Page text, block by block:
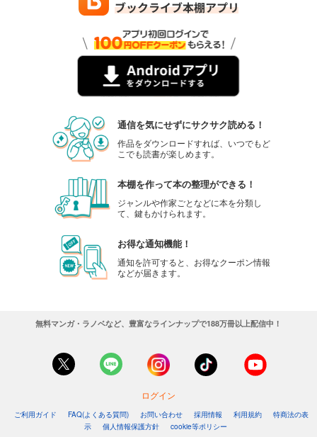
通信を気にせずにサクサク読める！
作品をダウンロードすれば、いつでもど
こでも読書が楽しめます。
本棚を作って本の整理ができる！
ジャンルや作家ごとなどに本を分類し
て、鍵もかけられます。
お得な通知機能！
通知を許可すると、お得なクーポン情報
などが届きます。
無料マンガ・ラノベなど、豊富なラインナップで188万冊以上配信中！
ログイン
ご利用ガイド FAQ(よくある質問) お問い合わせ 採用情報 利用規約
特商法の表
示
個人情報保護方針 cookie等ポリシー